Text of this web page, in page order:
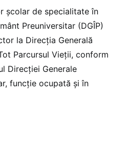
şcolar de specialitate în
Preuniversitar (DGÎP)
la Direcţia Generală
Parcursul Vieţii, conform
Direcției Generale
funcție ocupată și în